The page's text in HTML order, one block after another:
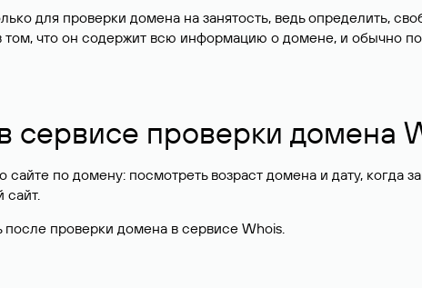
для проверки домена на занятость, ведь определить,
что он содержит всю информацию о домене, и обычно
сервисе проверки домена
по домену: посмотреть возраст домена и дату, когда
сайт.
проверки домена в сервисе Whois.